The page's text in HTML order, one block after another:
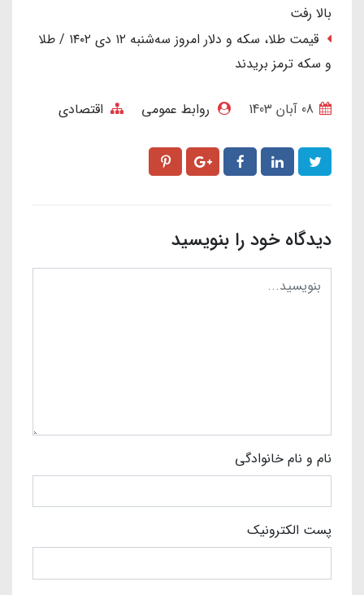
بالا رفت
قیمت طلا، سکه و دلار امروز سه‌شنبه ۱۲ دی ۱۴۰۲ / طلا
و سکه ترمز بریدند
روابط عمومی اقتصادی
دیدگاه خود را بنویسید
نام و نام خانوادگی
پست الکترونیک